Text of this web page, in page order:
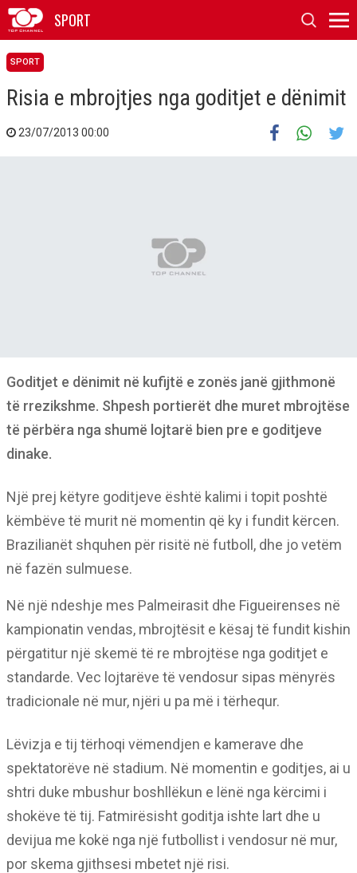
SPORT
SPORT
Risia e mbrojtjes nga goditjet e dënimit
23/07/2013 00:00
Goditjet e dënimit në kufijtë e zonës janë gjithmonë
të rrezikshme. Shpesh portierët dhe muret mbrojtëse
të përbëra nga shumë lojtarë bien pre e goditjeve
dinake.
Një prej këtyre goditjeve është kalimi i topit poshtë
këmbëve të murit në momentin që ky i fundit kërcen.
Brazilianët shquhen për risitë në futboll, dhe jo vetëm
në fazën sulmuese.
Në një ndeshje mes Palmeirasit dhe Figueirenses në
kampionatin vendas, mbrojtësit e kësaj të fundit kishin
përgatitur një skemë të re mbrojtëse nga goditjet e
standarde. Vec lojtarëve të vendosur sipas mënyrës
tradicionale në mur, njëri u pa më i tërhequr.
Lëvizja e tij tërhoqi vëmendjen e kamerave dhe
spektatorëve në stadium. Në momentin e goditjes, ai u
shtri duke mbushur boshllëkun e lënë nga kërcimi i
shokëve të tij. Fatmirësisht goditja ishte lart dhe u
devijua me kokë nga një futbollist i vendosur në mur,
por skema gjithsesi mbetet një risi.